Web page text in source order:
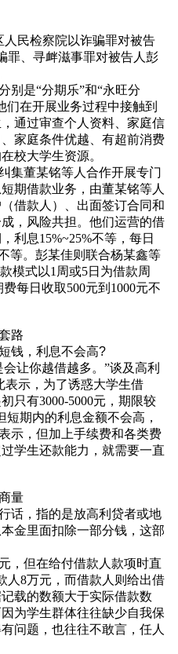
人民检察院以诈骗罪对被告
罪、寻衅滋事罪对被告人彭
别是“分期乐”和“永旺分
们在开展业务过程中接触到
通过审查个人资料、家庭信
家庭条件优越、有超前消费
校大学生资源。
集董某铭等人合作开展专门
期借款业务，由董某铭等人
借款人）、出面签订合同和
，风险共担。他们运营的借
利息15%~25%不等，每日
等。彭某佳则联合杨某鑫等
模式以1周或5日为借款周
每日收取500元到 1000元不
路
钱，利息不会高?
让你越借越多。”谈及高利
表示，为了诱惑大学生借
只有3000-5000元，期限较
期内的利息金额不会高，
示，但加上手续费和各类费
学生还款能力，就需要一直
量
话，指的是放高利贷者或地
金里面扣除一部分钱，这部
，但在给付借款人款项时直
人8万元，而借款人则给出借
载的数额大于实际借款数
为学生群体往往缺少自我保
问题，也往往不敢言，任人